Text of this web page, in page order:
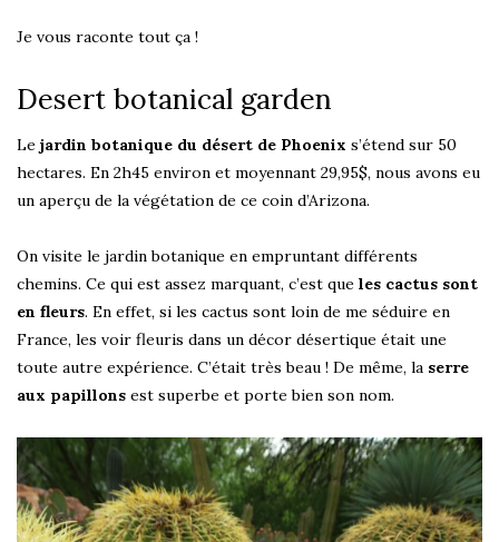
Je vous raconte tout ça !
Desert botanical garden
Le jardin botanique du désert de Phoenix s’étend sur 50
hectares. En 2h45 environ et moyennant 29,95$, nous avons eu
un aperçu de la végétation de ce coin d’Arizona.
On visite le jardin botanique en empruntant différents
chemins. Ce qui est assez marquant, c’est que les cactus sont
en fleurs. En effet, si les cactus sont loin de me séduire en
France, les voir fleuris dans un décor désertique était une
toute autre expérience. C’était très beau ! De même, la serre
aux papillons est superbe et porte bien son nom.